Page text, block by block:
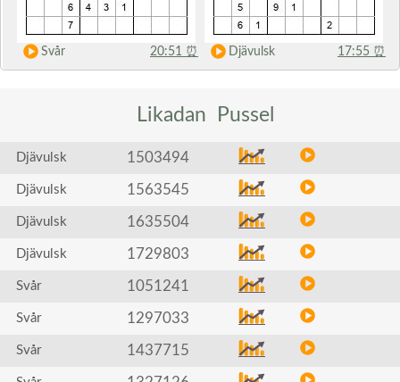
Svår 20:51 ⏰ Djävulsk 17:55 ⏰
Likadan Pussel
Djävulsk 1503494
Djävulsk 1563545
Djävulsk 1635504
Djävulsk 1729803
Svår 1051241
Svår 1297033
Svår 1437715